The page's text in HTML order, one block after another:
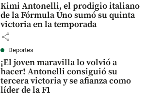
Kimi Antonelli, el prodigio italiano
de la Fórmula Uno sumó su quinta
victoria en la temporada
share
Deportes
¡El joven maravilla lo volvió a
hacer! Antonelli consiguió su
tercera victoria y se afianza como
líder de la F1